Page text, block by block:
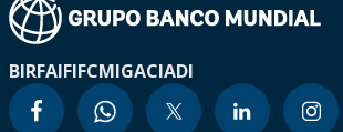
BIRFAIFIFCMIGACIADI